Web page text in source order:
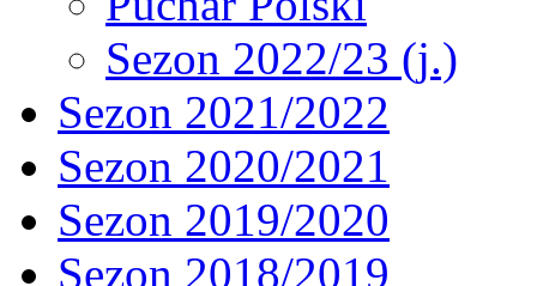
Sezon 2022/23 (j.)
Sezon 2021/2022
Sezon 2020/2021
Sezon 2019/2020
Sezon 2018/2019